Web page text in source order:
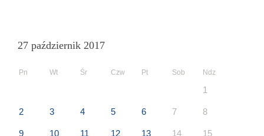
27 październik 2017
Pn Wt Śr Czw Pt Sob Ndz
1
2 3 4 5 6 7 8
9 10 11 12 13 14 15